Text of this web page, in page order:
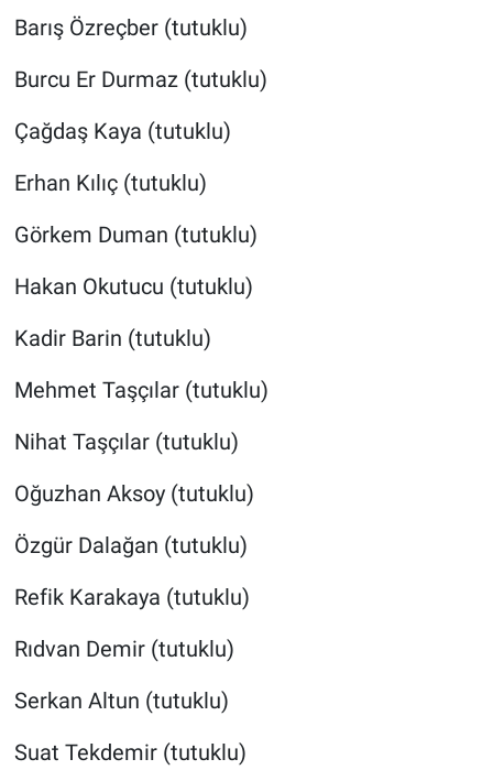
Barış Özreçber (tutuklu)
Burcu Er Durmaz (tutuklu)
Çağdaş Kaya (tutuklu)
Erhan Kılıç (tutuklu)
Görkem Duman (tutuklu)
Hakan Okutucu (tutuklu)
Kadir Barin (tutuklu)
Mehmet Taşçılar (tutuklu)
Nihat Taşçılar (tutuklu)
Oğuzhan Aksoy (tutuklu)
Özgür Dalağan (tutuklu)
Refik Karakaya (tutuklu)
Rıdvan Demir (tutuklu)
Serkan Altun (tutuklu)
Suat Tekdemir (tutuklu)